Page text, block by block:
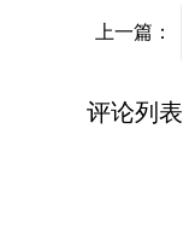
上一篇：
评论列表